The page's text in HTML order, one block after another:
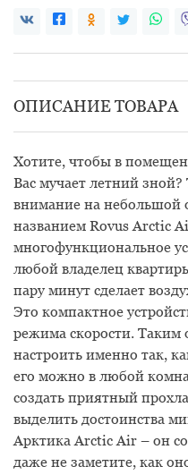
ОПИСАНИЕ ТОВАРА
Хотите, чтобы в
Вас мучает летний
внимание на небольшой
названием Rovus Arctic
многофункциональное
любой владелец
пару минут сделает
Это компактное
режима скорости. Таким
настроить именно так,
его можно в любой
создать приятный
выделить достоинства
Арктика Arctic Air – он
даже не заметите, как